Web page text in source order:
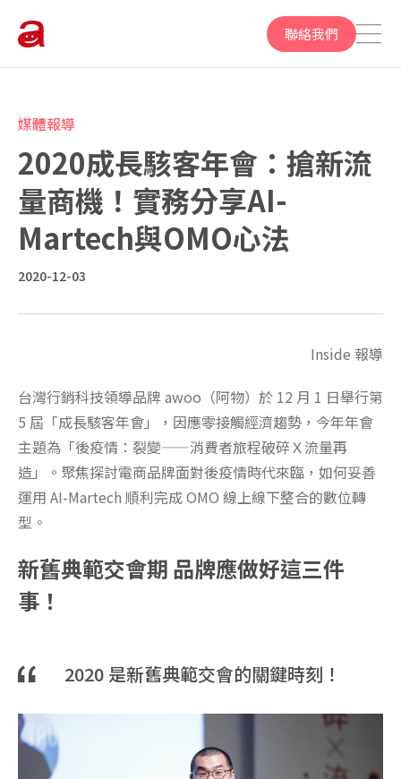
聯絡我們
媒體報導
2020成長駭客年會：搶新流
量商機！實務分享AI-
Martech與OMO心法
2020-12-03
Inside 報導
台灣行銷科技領導品牌 awoo（阿物）於 12 月 1 日舉行第
5 屆「成長駭客年會」，因應零接觸經濟趨勢，今年年會
主題為「後疫情：裂變——消費者旅程破碎Ｘ流量再
造」。聚焦探討電商品牌面對後疫情時代來臨，如何妥善
運用 AI-Martech 順利完成 OMO 線上線下整合的數位轉
型。
新舊典範交會期 品牌應做好這三件
事！
2020 是新舊典範交會的關鍵時刻！